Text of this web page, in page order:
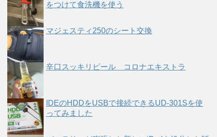
をつけて食洗機を使う
マジェスティ250のシート交換
辛口スッキリビール コロナエキストラ
IDEのHDDをUSBで接続できるUD-301Sを使
ってみました